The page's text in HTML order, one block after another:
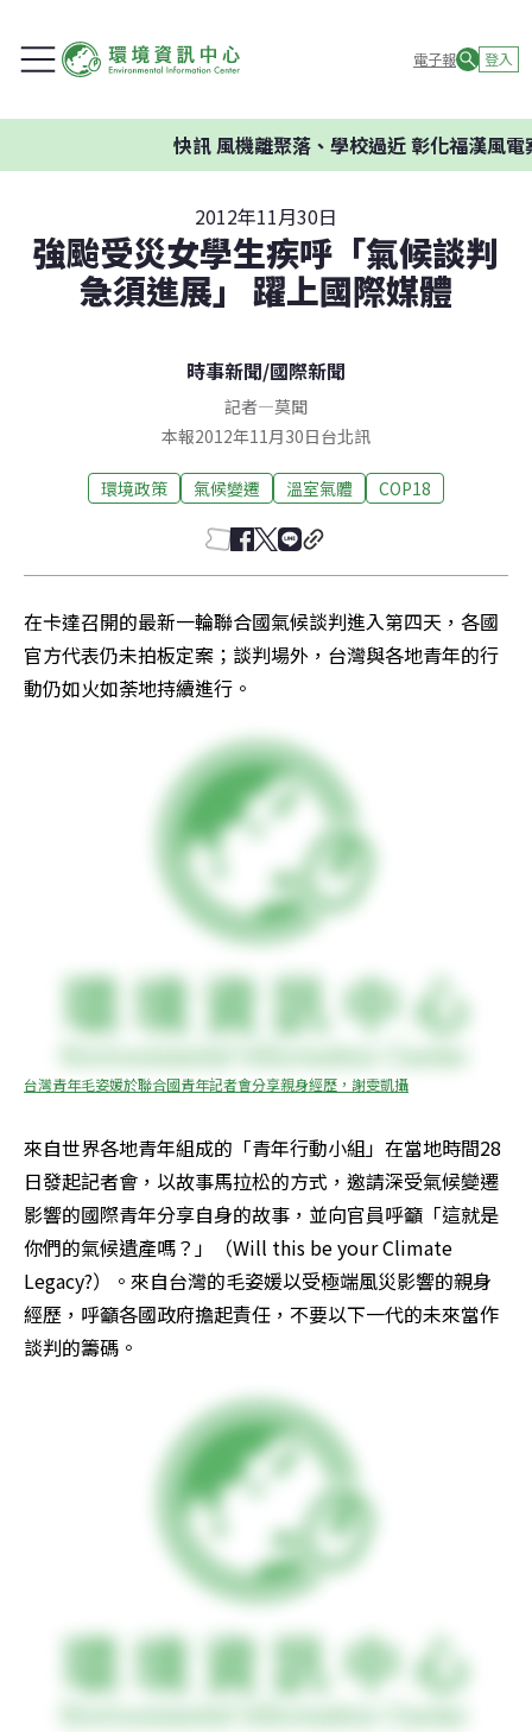
電子報 登入
快訊風機離聚落、學校過近 彰化福漢風電案
2012年11月30日
強颱受災女學生疾呼「氣候談判
急須進展」 躍上國際媒體
時事新聞/國際新聞
記者—莫聞
本報2012年11月30日台北訊
環境政策 氣候變遷 溫室氣體 COP18
在卡達召開的最新一輪聯合國氣候談判進入第四天，各國
官方代表仍未拍板定案；談判場外，台灣與各地青年的行
動仍如火如荼地持續進行。
台灣青年毛姿媛於聯合國青年記者會分享親身經歷，謝雯凱攝
來自世界各地青年組成的「青年行動小組」在當地時間28
日發起記者會，以故事馬拉松的方式，邀請深受氣候變遷
影響的國際青年分享自身的故事，並向官員呼籲「這就是
你們的氣候遺產嗎？」（Will this be your Climate
Legacy?）。來自台灣的毛姿媛以受極端風災影響的親身
經歷，呼籲各國政府擔起責任，不要以下一代的未來當作
談判的籌碼。